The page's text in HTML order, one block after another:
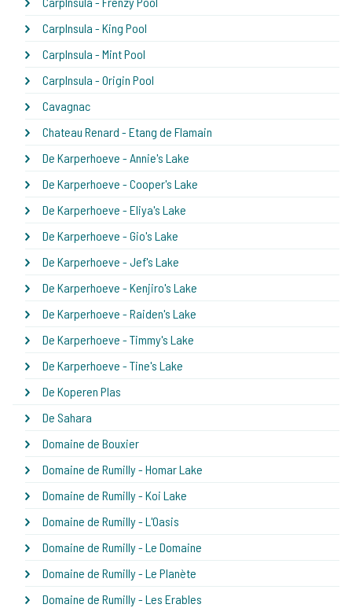
CarpInsula - King Pool
CarpInsula - Mint Pool
CarpInsula - Origin Pool
Cavagnac
Chateau Renard - Etang de Flamain
De Karperhoeve - Annie's Lake
De Karperhoeve - Cooper's Lake
De Karperhoeve - Eliya's Lake
De Karperhoeve - Gio's Lake
De Karperhoeve - Jef's Lake
De Karperhoeve - Kenjiro's Lake
De Karperhoeve - Raiden's Lake
De Karperhoeve - Timmy's Lake
De Karperhoeve - Tine's Lake
De Koperen Plas
De Sahara
Domaine de Bouxier
Domaine de Rumilly - Homar Lake
Domaine de Rumilly - Koi Lake
Domaine de Rumilly - L'Oasis
Domaine de Rumilly - Le Domaine
Domaine de Rumilly - Le Planète
Domaine de Rumilly - Les Erables